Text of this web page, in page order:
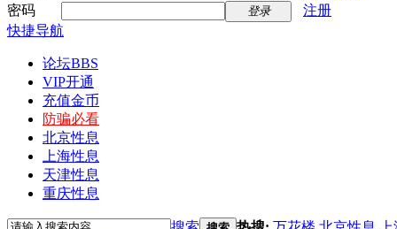
密码
登录
注册
快捷导航
论坛BBS
VIP开通
充值金币
防骗必看
北京性息
上海性息
天津性息
重庆性息